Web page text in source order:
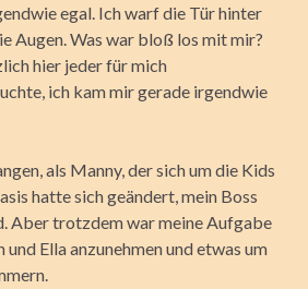
egal. Ich warf die Tür hinter
Augen. Was war bloß los mit mir?
hier jeder für mich
ich kam mir gerade irgendwie
als Manny, der sich um die Kids
hatte sich geändert, mein Boss
Aber trotzdem war meine Aufgabe
Ella anzunehmen und etwas um